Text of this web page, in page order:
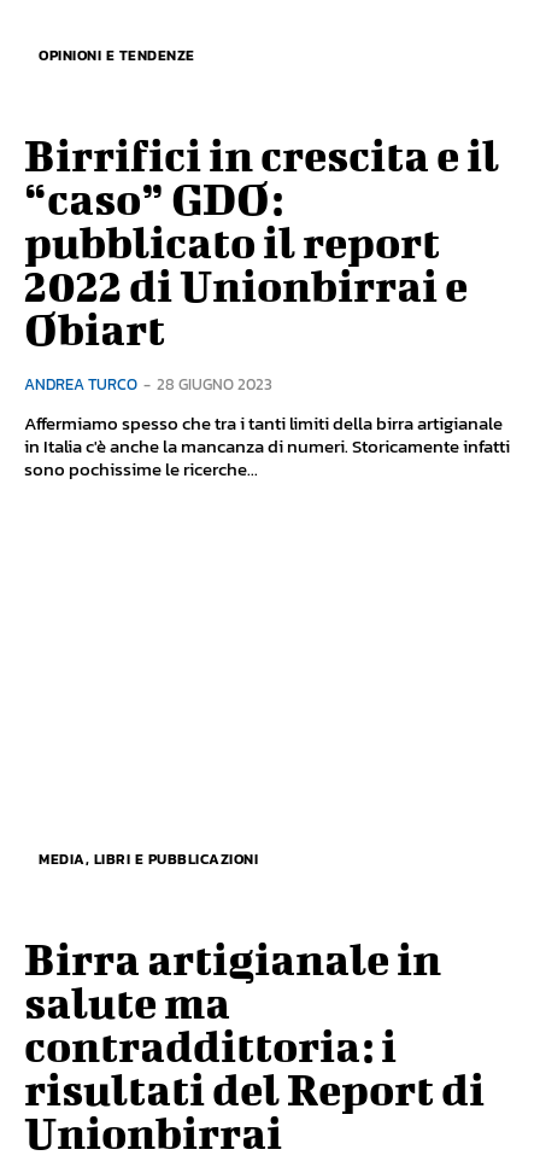
OPINIONI E TENDENZE
Birrifici in crescita e il
“caso” GDO:
pubblicato il report
2022 di Unionbirrai e
Obiart
ANDREA TURCO - 28 GIUGNO 2023
Affermiamo spesso che tra i tanti limiti della birra artigianale
in Italia c'è anche la mancanza di numeri. Storicamente infatti
sono pochissime le ricerche...
MEDIA, LIBRI E PUBBLICAZIONI
Birra artigianale in
salute ma
contraddittoria: i
risultati del Report di
Unionbirrai